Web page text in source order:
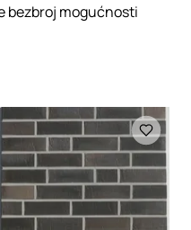
bezbroj mogućnosti
Loading